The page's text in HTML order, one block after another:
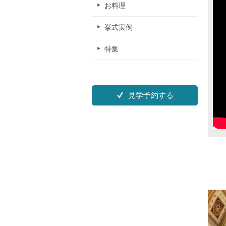
お料理
挙式実例
特集
見学予約する